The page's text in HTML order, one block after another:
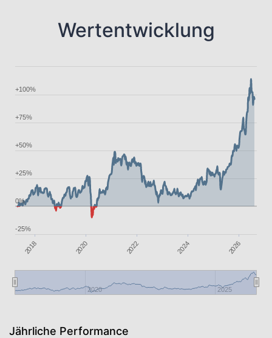
Wertentwicklung
2018 2020 2022 2024 2026
2020 2025
-25%
0%
+25%
+50%
+75%
+100%
Jährliche Performance